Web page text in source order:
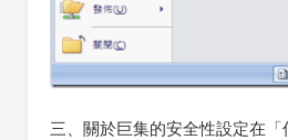
三、關於巨集的安全性設定在